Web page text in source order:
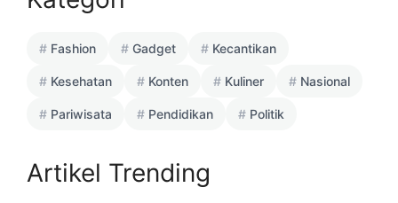
Fashion Gadget Kecantikan
Kesehatan Konten Kuliner Nasional
Pariwisata Pendidikan Politik
Artikel Trending